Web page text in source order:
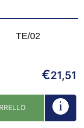
TE/02
€21,51